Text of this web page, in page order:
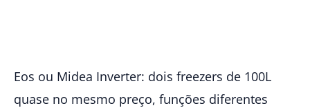
Eos ou Midea Inverter: dois freezers de 100L
quase no mesmo preço, funções diferentes